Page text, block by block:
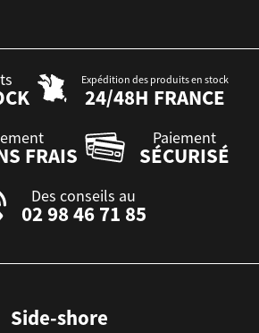
Expédition des produits en stock
24/48H FRANCE
FRAIS
Paiement
SÉCURISÉ
Des conseils au
02 98 46 71 85
Side-shore